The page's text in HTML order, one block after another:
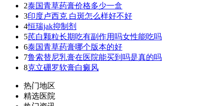
2泰国青草药膏价格多少一盒
3印度卢西克 白斑怎么样好不好
4恒瑞jak抑制剂
5芪白颗粒长期吃有副作用吗女性能吃吗
6泰国青草药膏哪个版本的好
7鲁索替尼乳膏在医院能买到吗是真的吗
8克立硼罗软膏白癜风
热门地区
精选医院